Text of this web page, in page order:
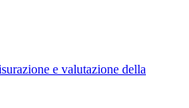
e valutazione della